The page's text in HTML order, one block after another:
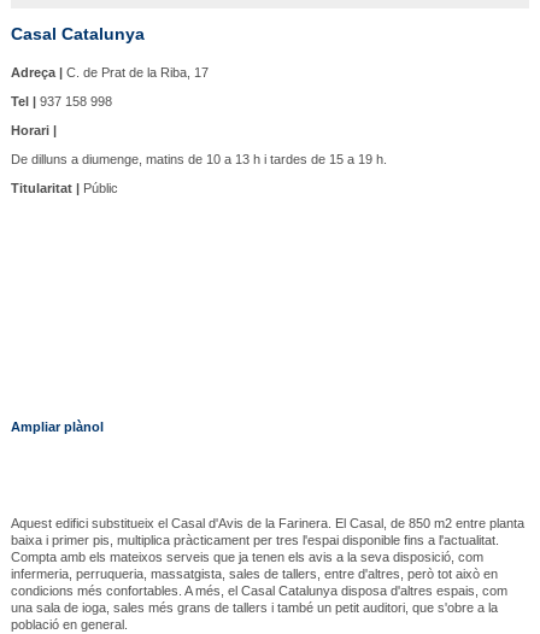
Casal Catalunya
Adreça |C. de Prat de la Riba, 17
Tel |937 158 998
Horari |
De dilluns a diumenge, matins de 10 a 13 h i tardes de 15 a 19 h.
Titularitat |Públic
Ampliar plànol
Aquest edifici substitueix el Casal d'Avis de la Farinera. El Casal, de 850 m2 entre planta
baixa i primer pis, multiplica pràcticament per tres l'espai disponible fins a l'actualitat.
Compta amb els mateixos serveis que ja tenen els avis a la seva disposició, com
infermeria, perruqueria, massatgista, sales de tallers, entre d'altres, però tot això en
condicions més confortables. A més, el Casal Catalunya disposa d'altres espais, com
una sala de ioga, sales més grans de tallers i també un petit auditori, que s'obre a la
població en general.